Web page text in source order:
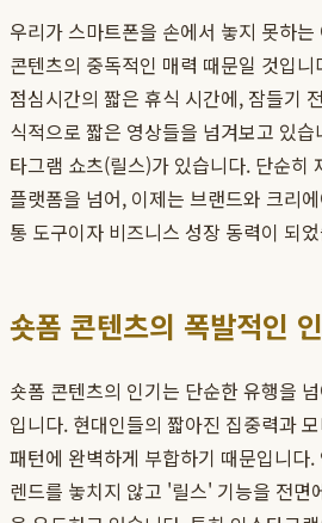
우리가 스마트폰을 손에서 놓지 못하
콘텐츠의 중독적인 매력 때문일 것입
점심시간의 짧은 휴식 시간에, 잠들기
식적으로 짧은 영상들을 넘겨보고 있
타그램 쇼츠(릴스)가 있습니다. 단순히
플랫폼을 넘어, 이제는 브랜드와 크리
통 도구이자 비즈니스 성장 동력이 되
숏폼 콘텐츠의 폭발적인
숏폼 콘텐츠의 인기는 단순한 유행을
입니다. 현대인들의 짧아진 집중력과
패턴에 완벽하게 부합하기 때문입니다
렌드를 놓치지 않고 '릴스' 기능을 전면